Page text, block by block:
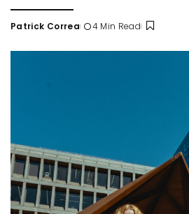
Posted
Patrick Correa 4 Min Read